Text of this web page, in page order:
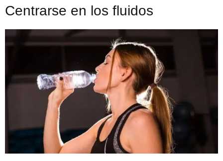
Centrarse en los fluidos